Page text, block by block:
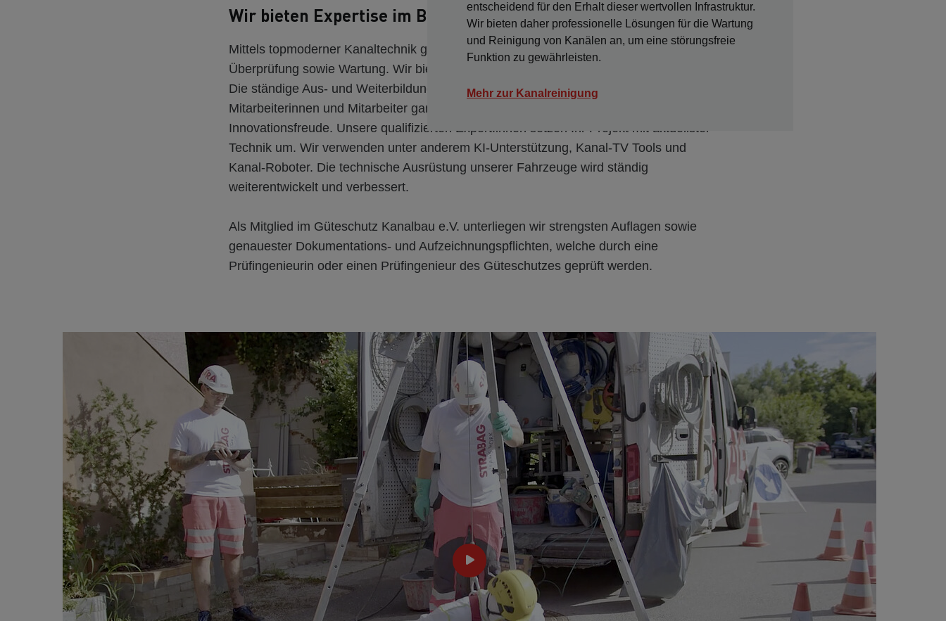
entscheidend für den Erhalt dieser wertvollen Infrastruktur.
Wir bieten daher professionelle Lösungen für die Wartung
und Reinigung von Kanälen an, um eine störungsfreie
Funktion zu gewährleisten.
Mehr zur Kanalreinigung
Wir bieten Expertise im Bereich Kanaltechnik
Mittels topmoderner Kanaltechnik gelingt eine grabungslose Kanalsanierung,
Überprüfung sowie Wartung. Wir bieten ein Rundum-Sorglospaket aus einer Hand.
Die ständige Aus- und Weiterbildung unserer kompetenten und leistungsfähigen
Mitarbeiterinnen und Mitarbeiter garantiert Ihnen Professionalität und
Innovationsfreude. Unsere qualifizierten Expert:innen setzen Ihr Projekt mit aktuellster
Technik um. Wir verwenden unter anderem KI-Unterstützung, Kanal-TV Tools und
Kanal-Roboter. Die technische Ausrüstung unserer Fahrzeuge wird ständig
weiterentwickelt und verbessert.
Als Mitglied im Güteschutz Kanalbau e.V. unterliegen wir strengsten Auflagen sowie
genauester Dokumentations- und Aufzeichnungspflichten, welche durch eine
Prüfingenieurin oder einen Prüfingenieur des Güteschutzes geprüft werden.